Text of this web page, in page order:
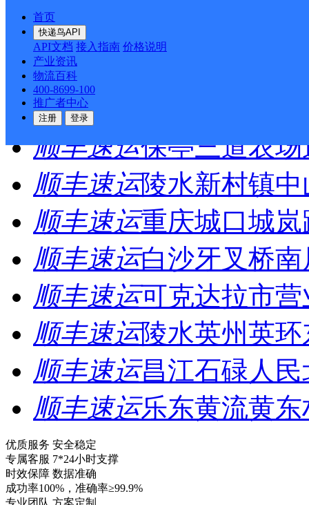
首页
快递鸟API
API文档 接入指南 价格说明
产业资讯
物流百科
400-8699-100
推广者中心
注册 登录
最新网点
圆通速递
顺丰速运
顺丰速运保亭三道农
顺丰速运陵水新村镇
顺丰速运重庆城口城
顺丰速运白沙牙叉桥
顺丰速运可克达拉市营
顺丰速运陵水英州英
顺丰速运昌江石碌人
顺丰速运乐东黄流黄
优质服务 安全稳定
专属客服 7*24小时支撑
时效保障 数据准确
成功率100%，准确率≥99.9%
专业团队 方案定制